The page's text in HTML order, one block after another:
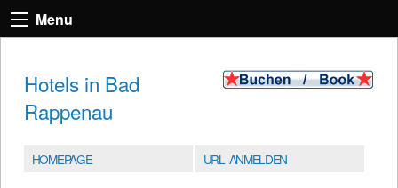
Menu
Hotels in Bad
Rappenau
HOMEPAGE URL ANMELDEN